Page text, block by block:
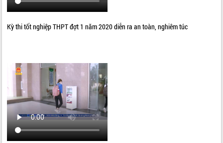
Kỳ thi tốt nghiệp THPT đợt 1 năm 2020 diễn ra an toàn, nghiêm túc